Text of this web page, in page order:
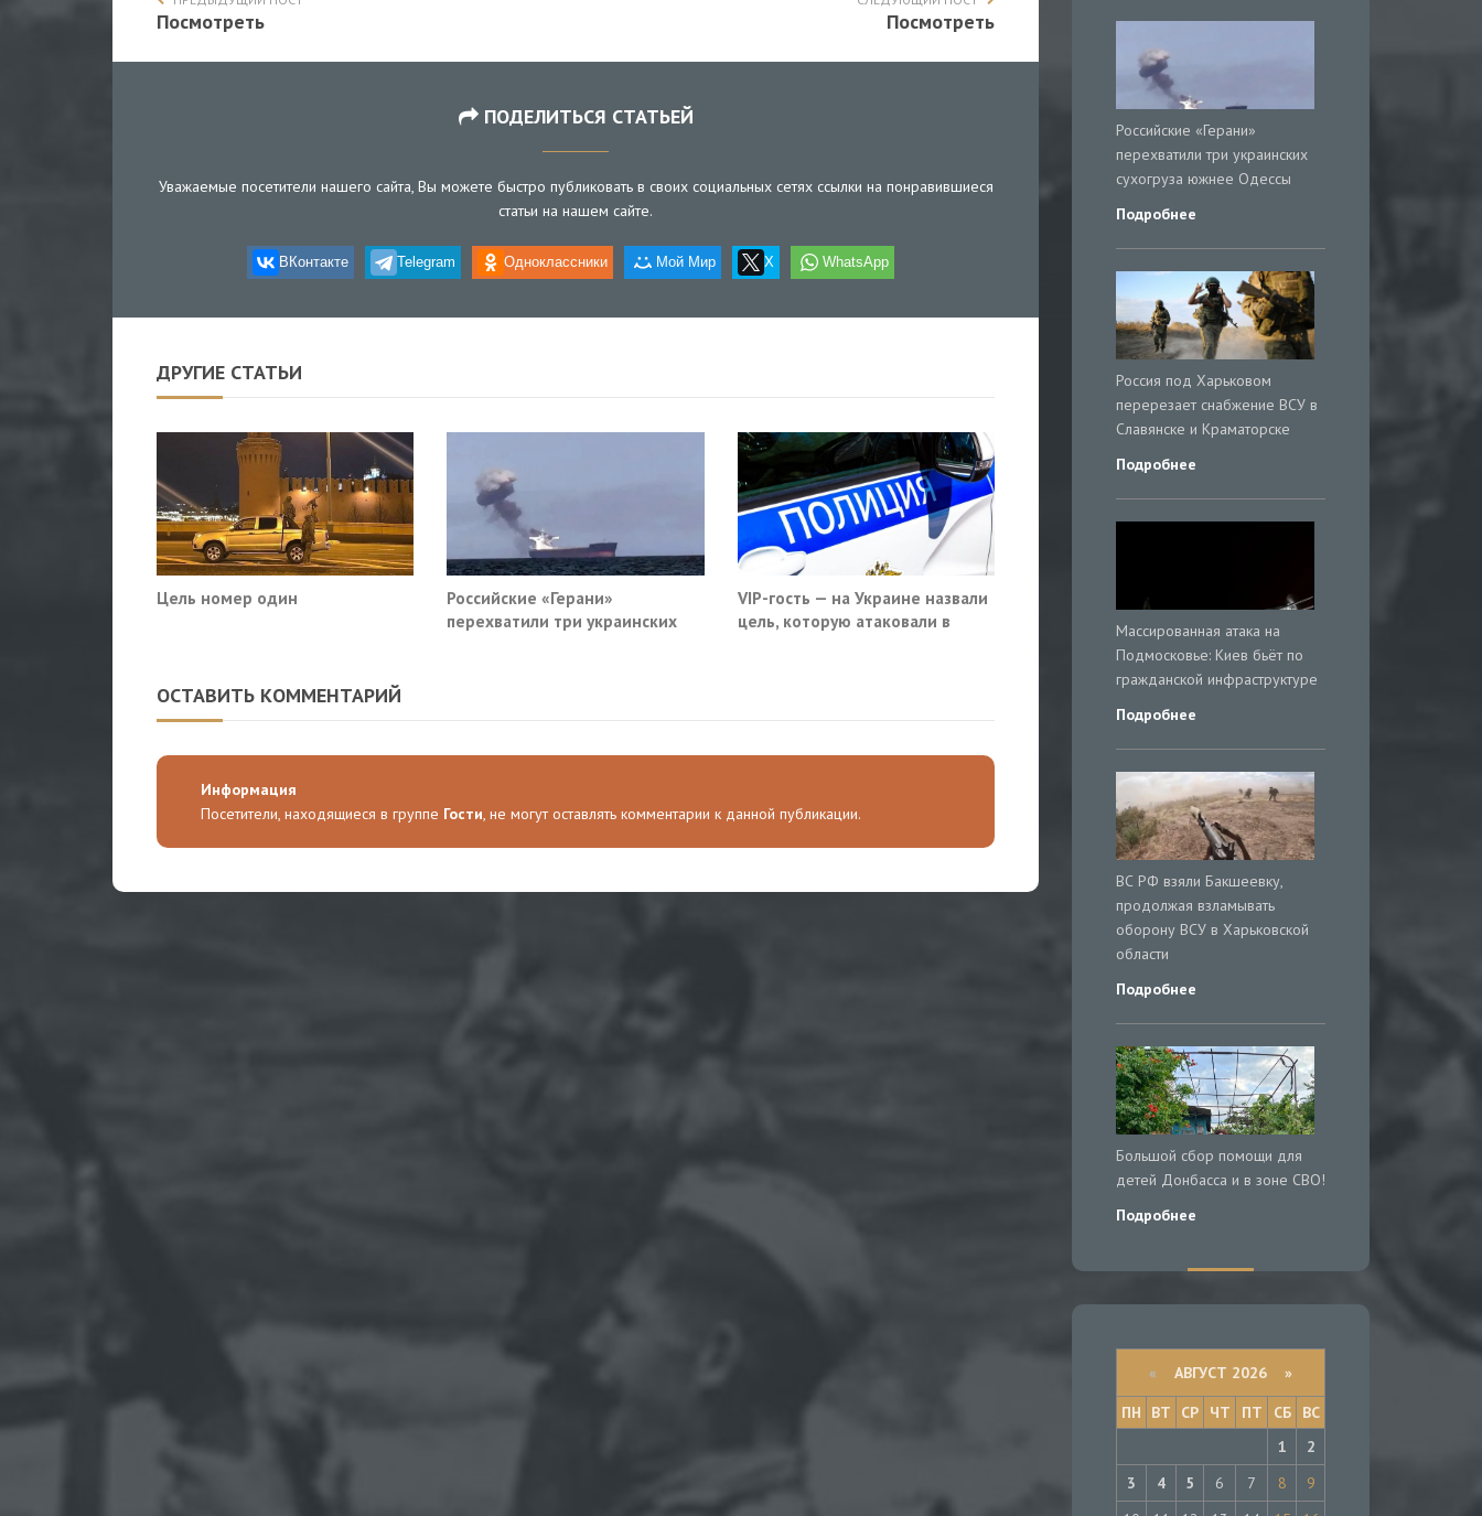
Посмотреть Посмотреть
ПОДЕЛИТЬСЯ СТАТЬЕЙ
Уважаемые посетители нашего сайта, Вы можете быстро публиковать в своих социальных сетях ссылки на понравившиеся
статьи на нашем сайте.
ВКонтакте Telegram Одноклассники Мой Мир X WhatsApp
ДРУГИЕ СТАТЬИ
Цель номер один
Российские «Герани»
перехватили три украинских
VIP-гость — на Украине назвали
цель, которую атаковали в
ОСТАВИТЬ КОММЕНТАРИЙ
Информация
Посетители, находящиеся в группе Гости, не могут оставлять комментарии к данной публикации.
Российские «Герани»
перехватили три украинских
сухогруза южнее Одессы
Подробнее
Россия под Харьковом
перерезает снабжение ВСУ в
Славянске и Краматорске
Подробнее
Массированная атака на
Подмосковье: Киев бьёт по
гражданской инфраструктуре
Подробнее
ВС РФ взяли Бакшеевку,
продолжая взламывать
оборону ВСУ в Харьковской
области
Подробнее
Большой сбор помощи для
детей Донбасса и в зоне СВО!
Подробнее
« АВГУСТ 2026 »
ПН
ВТ СР ЧТ ПТ СБ
ВС
1
2
3
4 5 6 7 8
9